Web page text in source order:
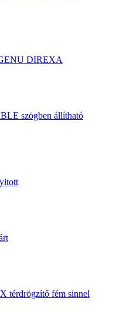
DIREXA
szögben állítható
térdrögzítő fém sinnel